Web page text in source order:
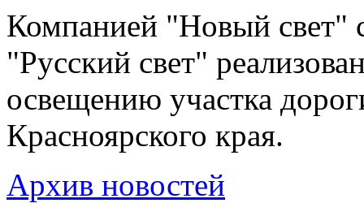
Компанией "Новый свет"
"Русский свет"
освещению участка
Красноярского края.
Архив новостей